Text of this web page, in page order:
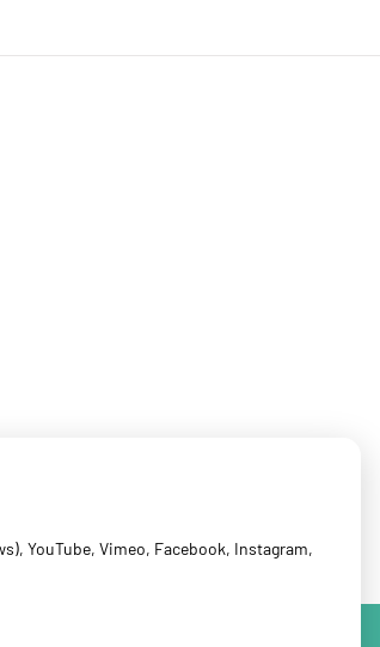
YouTube, Vimeo, Facebook, Instagram,